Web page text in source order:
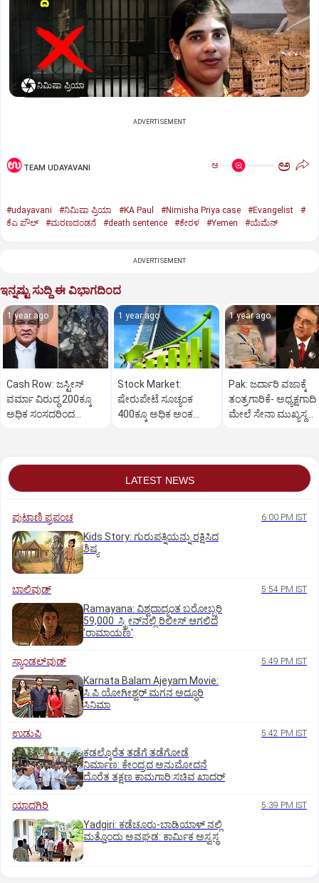
ನಿಮಿಷಾ ಪ್ರಿಯಾ
ADVERTISEMENT
TEAM UDAYAVANI ಅ ಅ
#udayavani #ನಿಮಿಷಾ ಪ್ರಿಯಾ #KA Paul #Nimisha Priya case #Evangelist
#
ಕೆಎ ಪೌಲ್
#ಮರಣದಂಡನೆ #death sentence #ಕೇರಳ #Yemen #ಯೆಮೆನ್‌
ADVERTISEMENT
ಇನ್ನಷ್ಟು ಸುದ್ದಿ ಈ ವಿಭಾಗದಿಂದ
1 year ago
Cash Row: ಜಸ್ಟೀಸ್‌
ವರ್ಮಾ ವಿರುದ್ಧ 200ಕ್ಕೂ
ಅಧಿಕ ಸಂಸದರಿಂದ
1 year ago
Stock Market:
ಷೇರುಪೇಟೆ ಸೂಚ್ಯಂಕ
400ಕ್ಕೂ ಅಧಿಕ ಅಂಕ
1 year ago
Pak: ಜರ್ದಾರಿ ವಜಾಕ್ಕೆ
ತಂತ್ರಗಾರಿಕೆ- ಅಧ್ಯಕ್ಷಗಾದಿ
ಮೇಲೆ ಸೇನಾ ಮುಖ್ಯಸ್ಥ
LATEST NEWS
ಪುಟಾಣಿ ಪ್ರಪಂಚ 6:00 PM IST
Kids Story: ಗುರುಪತ್ನಿಯನ್ನು ರಕ್ಷಿಸಿದ
ಶಿಷ್ಯ
ಬಾಲಿವುಡ್‌ 5:54 PM IST
Ramayana: ವಿಶ್ವದಾದ್ಯಂತ ಬರೋಬ್ಬರಿ
59,000 ಸ್ಕ್ರೀನ್‌ನಲ್ಲಿ ರಿಲೀಸ್‌ ಆಗಲಿದೆ
'ರಾಮಾಯಣ'
ಸ್ಯಾಂಡಲ್‌ವುಡ್‌ 5:49 PM IST
Karnata Balam Ajeyam Movie:
ಸಿ.ಪಿ.ಯೋಗೀಶ್ವರ್‌ ಮಗನ ಅದ್ಧೂರಿ
ಸಿನಿಮಾ
ಉಡುಪಿ 5:42 PM IST
ಕಡಲ್ಕೊರೆತ ತಡೆಗೆ ತಡೆಗೋಡೆ
ನಿರ್ಮಾಣ: ಕೇಂದ್ರದ ಅನುಮೋದನೆ
ದೊರೆತ ತಕ್ಷಣ ಕಾಮಗಾರಿ:ಸಚಿವ ಖಾದರ್
ಯಾದಗಿರಿ 5:39 PM IST
Yadgiri: ಕಡೆಚೂರು-ಬಾಡಿಯಾಳ್ ನಲ್ಲಿ
ಮತ್ತೊಂದು ಅವಘಡ: ಕಾರ್ಮಿಕ ಅಸ್ವಸ್ಥ